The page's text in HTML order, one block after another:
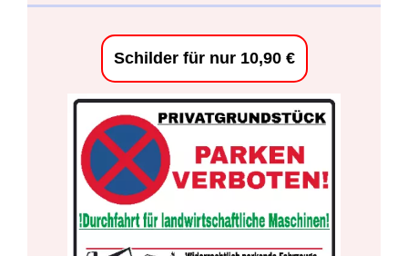
Schilder für nur 10,90 €